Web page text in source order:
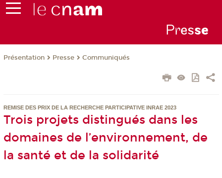
Presse
Présentation Presse Communiqués
REMISE DES PRIX DE LA RECHERCHE PARTICIPATIVE INRAE 2023
Trois projets distingués dans les
domaines de l’environnement, de
la santé et de la solidarité